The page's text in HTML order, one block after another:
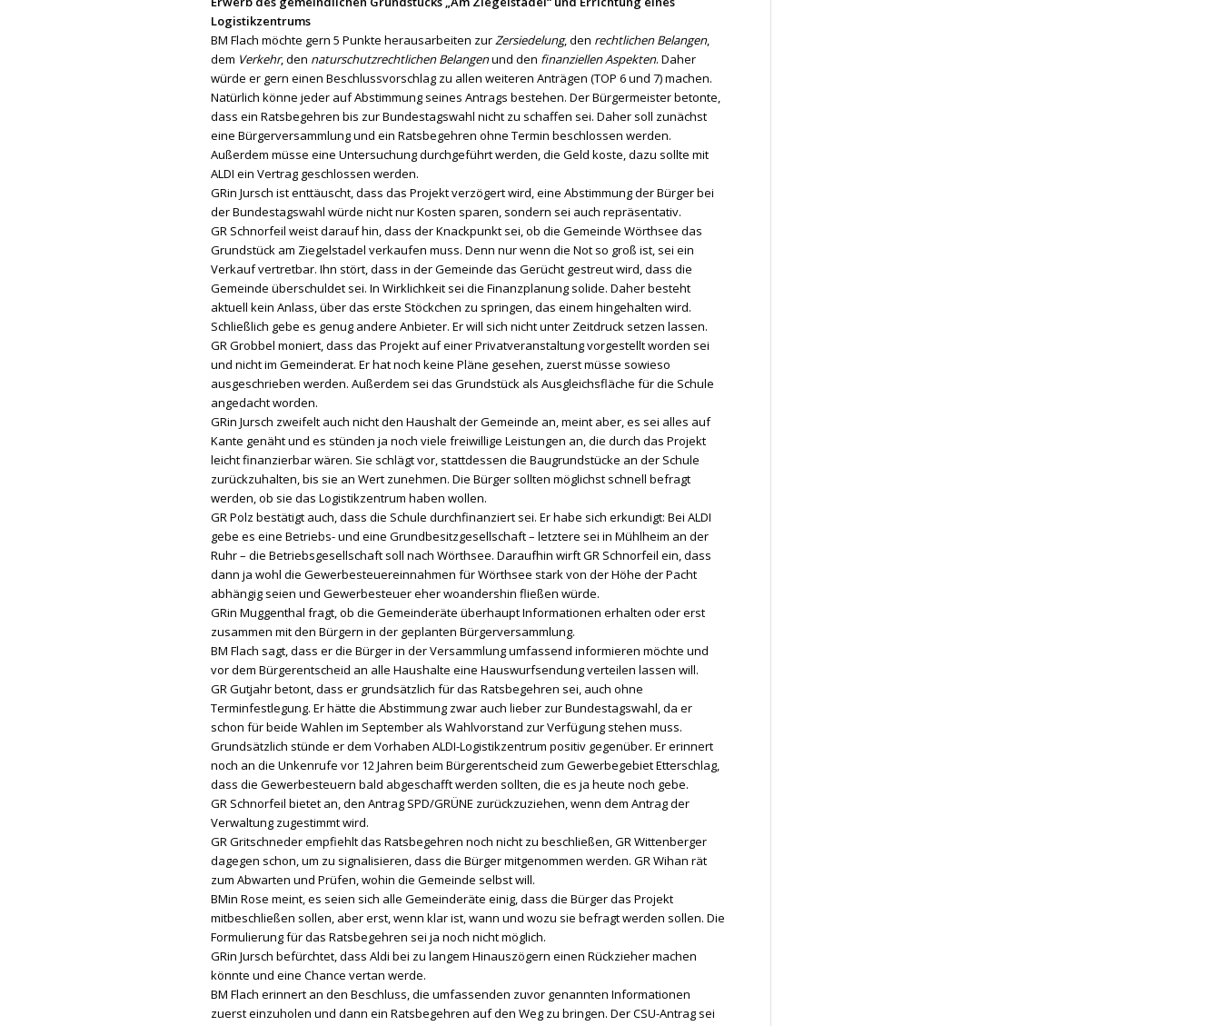
Logistikzentrums
BM Flach möchte gern 5 Punkte herausarbeiten zurZersiedelung, den rechtlichen Belangen,
dem Verkehr, den naturschutzrechtlichen Belangenund den finanziellen Aspekten. Daher
würde er gern einen Beschlussvorschlag zu allen weiteren Anträgen (TOP 6 und 7) machen.
Natürlich könne jeder auf Abstimmung seines Antrags bestehen. Der Bürgermeister betonte,
dass ein Ratsbegehren bis zur Bundestagswahl nicht zu schaffen sei. Daher soll zunächst
eine Bürgerversammlung und ein Ratsbegehren ohne Termin beschlossen werden.
Außerdem müsse eine Untersuchung durchgeführt werden, die Geld koste, dazu sollte mit
ALDI ein Vertrag geschlossen werden.
GRin Jursch ist enttäuscht, dass das Projekt verzögert wird, eine Abstimmung der Bürger bei
der Bundestagswahl würde nicht nur Kosten sparen, sondern sei auch repräsentativ.
GR Schnorfeil weist darauf hin, dass der Knackpunkt sei, ob die Gemeinde Wörthsee das
Grundstück am Ziegelstadel verkaufen muss. Denn nur wenn die Not so groß ist, sei ein
Verkauf vertretbar. Ihn stört, dass in der Gemeinde das Gerücht gestreut wird, dass die
Gemeinde überschuldet sei. In Wirklichkeit sei die Finanzplanung solide. Daher besteht
aktuell kein Anlass, über das erste Stöckchen zu springen, das einem hingehalten wird.
Schließlich gebe es genug andere Anbieter. Er will sich nicht unter Zeitdruck setzen lassen.
GR Grobbel moniert, dass das Projekt auf einer Privatveranstaltung vorgestellt worden sei
und nicht im Gemeinderat. Er hat noch keine Pläne gesehen, zuerst müsse sowieso
ausgeschrieben werden. Außerdem sei das Grundstück als Ausgleichsfläche für die Schule
angedacht worden.
GRin Jursch zweifelt auch nicht den Haushalt der Gemeinde an, meint aber, es sei alles auf
Kante genäht und es stünden ja noch viele freiwillige Leistungen an, die durch das Projekt
leicht finanzierbar wären. Sie schlägt vor, stattdessen die Baugrundstücke an der Schule
zurückzuhalten, bis sie an Wert zunehmen. Die Bürger sollten möglichst schnell befragt
werden, ob sie das Logistikzentrum haben wollen.
GR Polz bestätigt auch, dass die Schule durchfinanziert sei. Er habe sich erkundigt: Bei ALDI
gebe es eine Betriebs- und eine Grundbesitzgesellschaft – letztere sei in Mühlheim an der
Ruhr – die Betriebsgesellschaft soll nach Wörthsee. Daraufhin wirft GR Schnorfeil ein, dass
dann ja wohl die Gewerbesteuereinnahmen für Wörthsee stark von der Höhe der Pacht
abhängig seien und Gewerbesteuer eher woandershin fließen würde.
GRin Muggenthal fragt, ob die Gemeinderäte überhaupt Informationen erhalten oder erst
zusammen mit den Bürgern in der geplanten Bürgerversammlung.
BM Flach sagt, dass er die Bürger in der Versammlung umfassend informieren möchte und
vor dem Bürgerentscheid an alle Haushalte eine Hauswurfsendung verteilen lassen will.
GR Gutjahr betont, dass er grundsätzlich für das Ratsbegehren sei, auch ohne
Terminfestlegung. Er hätte die Abstimmung zwar auch lieber zur Bundestagswahl, da er
schon für beide Wahlen im September als Wahlvorstand zur Verfügung stehen muss.
Grundsätzlich stünde er dem Vorhaben ALDI-Logistikzentrum positiv gegenüber. Er erinnert
noch an die Unkenrufe vor 12 Jahren beim Bürgerentscheid zum Gewerbegebiet Etterschlag,
dass die Gewerbesteuern bald abgeschafft werden sollten, die es ja heute noch gebe.
GR Schnorfeil bietet an, den Antrag SPD/GRÜNE zurückzuziehen, wenn dem Antrag der
Verwaltung zugestimmt wird.
GR Gritschneder empfiehlt das Ratsbegehren noch nicht zu beschließen, GR Wittenberger
dagegen schon, um zu signalisieren, dass die Bürger mitgenommen werden. GR Wihan rät
zum Abwarten und Prüfen, wohin die Gemeinde selbst will.
BMin Rose meint, es seien sich alle Gemeinderäte einig, dass die Bürger das Projekt
mitbeschließen sollen, aber erst, wenn klar ist, wann und wozu sie befragt werden sollen. Die
Formulierung für das Ratsbegehren sei ja noch nicht möglich.
GRin Jursch befürchtet, dass Aldi bei zu langem Hinauszögern einen Rückzieher machen
könnte und eine Chance vertan werde.
BM Flach erinnert an den Beschluss, die umfassenden zuvor genannten Informationen
zuerst einzuholen und dann ein Ratsbegehren auf den Weg zu bringen. Der CSU-Antrag sei